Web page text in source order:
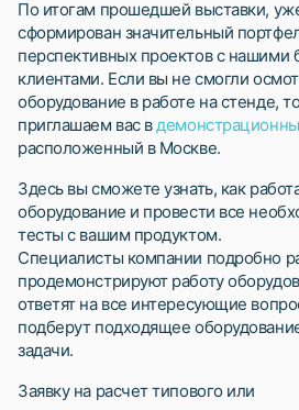
По итогам прошедшей выставки,
сформирован значительный
перспективных проектов с нашими
клиентами. Если вы не смогли
оборудование в работе на стенде,
приглашаем вас в
расположенный в Москве.
Здесь вы сможете узнать, как
оборудование и провести все
тесты с вашим продуктом.
Специалисты компании подробно
продемонстрируют работу
ответят на все интересующие
подберут подходящее
задачи.
Заявку на расчет типового или